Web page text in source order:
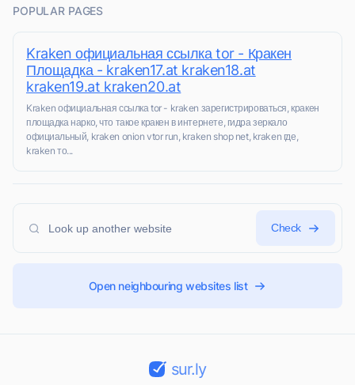
POPULAR PAGES
Kraken официальная ссылка tor - Кракен
Площадка - kraken17.at kraken18.at
kraken19.at kraken20.at
Kraken официальная ссылка tor - kraken зарегистрироваться, кракен
площадка нарко, что такое кракен в интернете, гидра зеркало
официальный, kraken onion vtor run, kraken shop net, kraken где,
kraken то...
Check
Open neighbouring websites list
sur.ly